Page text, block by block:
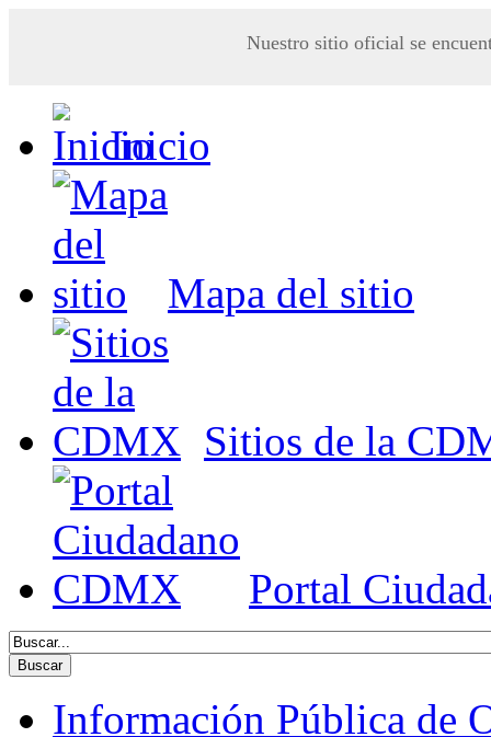
Nuestro sitio oficial se
Inicio
Mapa del sitio
Sitios de la
Portal
Información Pública de